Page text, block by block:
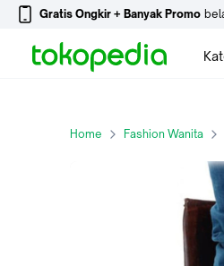
Gratis Ongkir + Banyak Promo
Home Fashion Wanita